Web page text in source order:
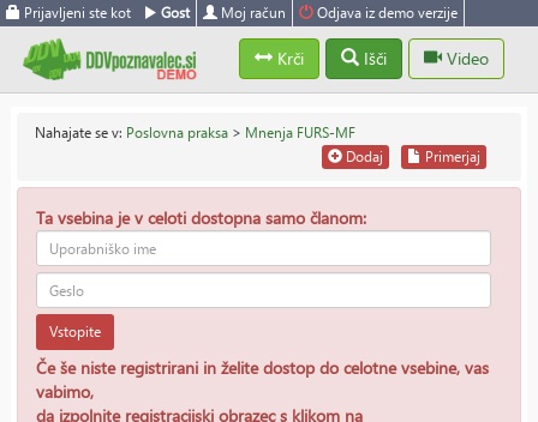
Prijavljeni ste kot Gost Moj račun Odjava iz demo verzije
Krči Išči Video
Nahajate se v: Poslovna praksa > Mnenja FURS-MF
Primerjaj
Dodaj
Ta vsebina je v celoti dostopna samo članom:
Vstopite
Če še niste registrirani in želite dostop do celotne vsebine, vas
vabimo,
da izpolnite registracijski obrazec s klikom na